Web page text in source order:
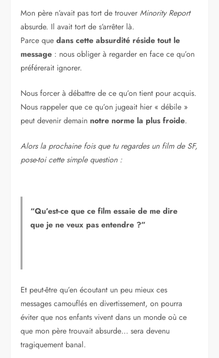
Mon père n’avait pas tort de trouverMinority Report
absurde. Il avait tort de s’arrêter là.
Parce quedans cette absurdité réside tout le
message : nous obliger à regarder en face ce qu’on
préférerait ignorer.
Nous forcer à débattre de ce qu’on tient pour acquis.
Nous rappeler que ce qu’on jugeait hier « débile »
peut devenir demain notre norme la plus froide.
Alors la prochaine fois que tu regardes un film de SF,
pose-toi cette simple question :
“Qu’est-ce que ce film essaie de me dire
que je ne veux pas entendre ?”
Et peut-être qu’en écoutant un peu mieux ces
messages camouflés en divertissement, on pourra
éviter que nos enfants vivent dans un monde où ce
que mon père trouvait absurde… sera devenu
tragiquement banal.